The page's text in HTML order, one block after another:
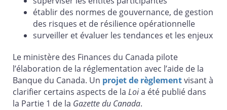
établir des normes de gouvernance, de gestion
des risques et de résilience opérationnelle
surveiller et évaluer les tendances et les enjeux
Le ministère des Finances du Canada pilote
l’élaboration de la réglementation avec l’aide de la
Banque du Canada. Un projet de règlementvisant à
clarifier certains aspects de la Loia été publié dans
la Partie 1 de la Gazette du Canada.